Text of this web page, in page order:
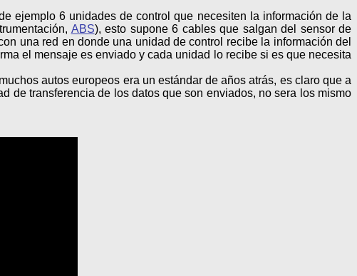
ejemplo 6 unidades de control que necesiten la información de la
ABS), esto supone 6 cables que salgan del sensor de
una red en donde una unidad de control recibe la información del
el mensaje es enviado y cada unidad lo recibe si es que necesita
autos europeos era un estándar de años atrás, es claro que a
de transferencia de los datos que son enviados, no sera los mismo